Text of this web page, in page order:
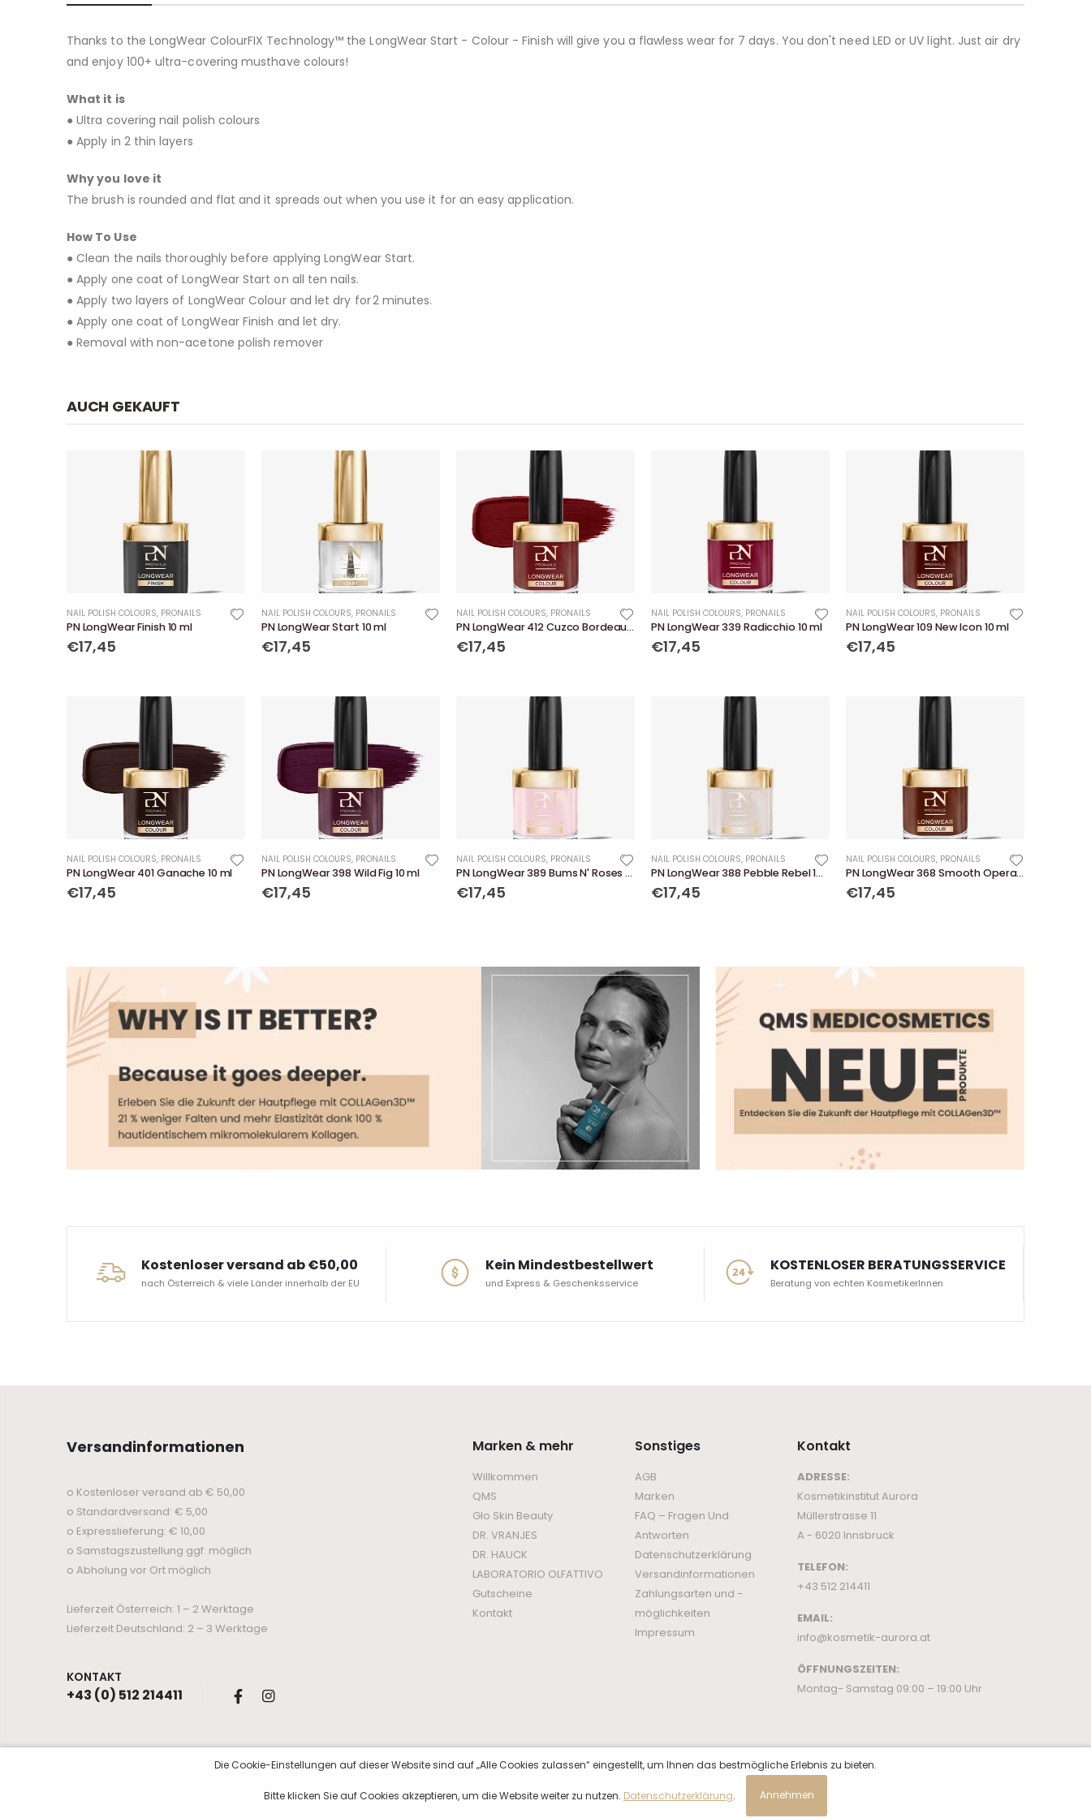
Thanks to the LongWear ColourFIX Technology™ the LongWear Start - Colour - Finish will give you a flawless wear for 7 days. You don't need LED or UV light. Just air dry
and enjoy 100+ ultra-covering musthave colours!
What it is
● Ultra covering nail polish colours
● Apply in 2 thin layers
Why you love it
The brush is rounded and flat and it spreads out when you use it for an easy application.
How To Use
● Clean the nails thoroughly before applying LongWear Start.
● Apply one coat of LongWear Start on all ten nails.
● Apply two layers of LongWear Colour and let dry for 2 minutes.
● Apply one coat of LongWear Finish and let dry.
● Removal with non-acetone polish remover
AUCH GEKAUFT
NAIL POLISH COLOURS, PRONAILS
PN LongWear Finish 10 ml
€17,45
NAIL POLISH COLOURS, PRONAILS
PN LongWear Start 10 ml
€17,45
NAIL POLISH COLOURS, PRONAILS
PN LongWear 412 Cuzco Bordeaux 10 ml
€17,45
NAIL POLISH COLOURS, PRONAILS
PN LongWear 339 Radicchio 10 ml
€17,45
NAIL POLISH COLOURS, PRONAILS
PN LongWear 109 New Icon 10 ml
€17,45
NAIL POLISH COLOURS, PRONAILS
PN LongWear 401 Ganache 10 ml
€17,45
NAIL POLISH COLOURS, PRONAILS
PN LongWear 398 Wild Fig 10 ml
€17,45
NAIL POLISH COLOURS, PRONAILS
PN LongWear 389 Bums N' Roses 10 ml
€17,45
NAIL POLISH COLOURS, PRONAILS
PN LongWear 388 Pebble Rebel 10 ml
€17,45
NAIL POLISH COLOURS, PRONAILS
PN LongWear 368 Smooth Operator 10 ml
€17,45
Kostenloser versand ab €50,00
nach Österreich & viele Länder innerhalb der EU
Kein Mindestbestellwert
und Express & Geschenksservice
KOSTENLOSER BERATUNGSSERVICE
Beratung von echten KosmetikerInnen
Versandinformationen
o Kostenloser versand ab € 50,00
o Standardversand: € 5,00
o Expresslieferung: € 10,00
o Samstagszustellung ggf. möglich
o Abholung vor Ort möglich
Lieferzeit Österreich: 1 – 2 Werktage
Lieferzeit Deutschland: 2 – 3 Werktage
KONTAKT
+43 (0) 512 214411
Marken & mehr
Willkommen
QMS
Glo Skin Beauty
DR. VRANJES
DR. HAUCK
LABORATORIO OLFATTIVO
Gutscheine
Kontakt
Sonstiges
AGB
Marken
FAQ – Fragen Und
Antworten
Datenschutzerklärung
Versandinformationen
Zahlungsarten und -
möglichkeiten
Impressum
Kontakt
ADRESSE:
Kosmetikinstitut Aurora
Müllerstrasse 11
A - 6020 Innsbruck
TELEFON:
+43 512 214411
EMAIL:
info@kosmetik-aurora.at
ÖFFNUNGSZEITEN:
Montag- Samstag 09:00 – 19:00 Uhr
Die Cookie-Einstellungen auf dieser Website sind auf „Alle Cookies zulassen“ eingestellt, um Ihnen das bestmögliche Erlebnis zu bieten.
Bitte klicken Sie auf Cookies akzeptieren, um die Website weiter zu nutzen. Datenschutzerklärung. Annehmen